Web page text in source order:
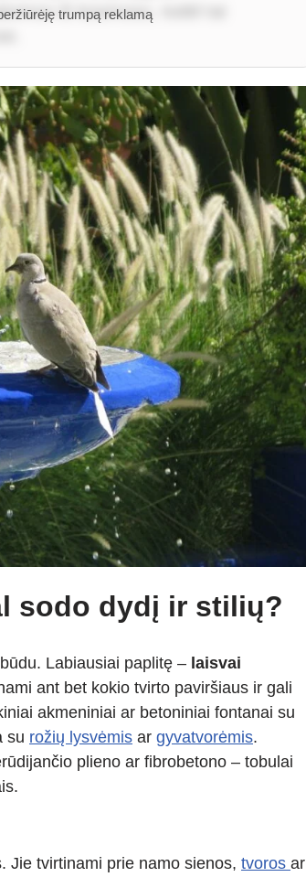
iš kosmoso, todėl tai
trumpą reklamą
sodo dydį ir stilių?
Labiausiai paplitę – laisvai
ant bet kokio tvirto paviršiaus ir gali
akmeniniai ar betoniniai fontanai su
su rožių lysvėmis ar gyvatvorėmis.
plieno ar fibrobetono – tobulai
Jie tvirtinami prie namo sienos, tvoros ar